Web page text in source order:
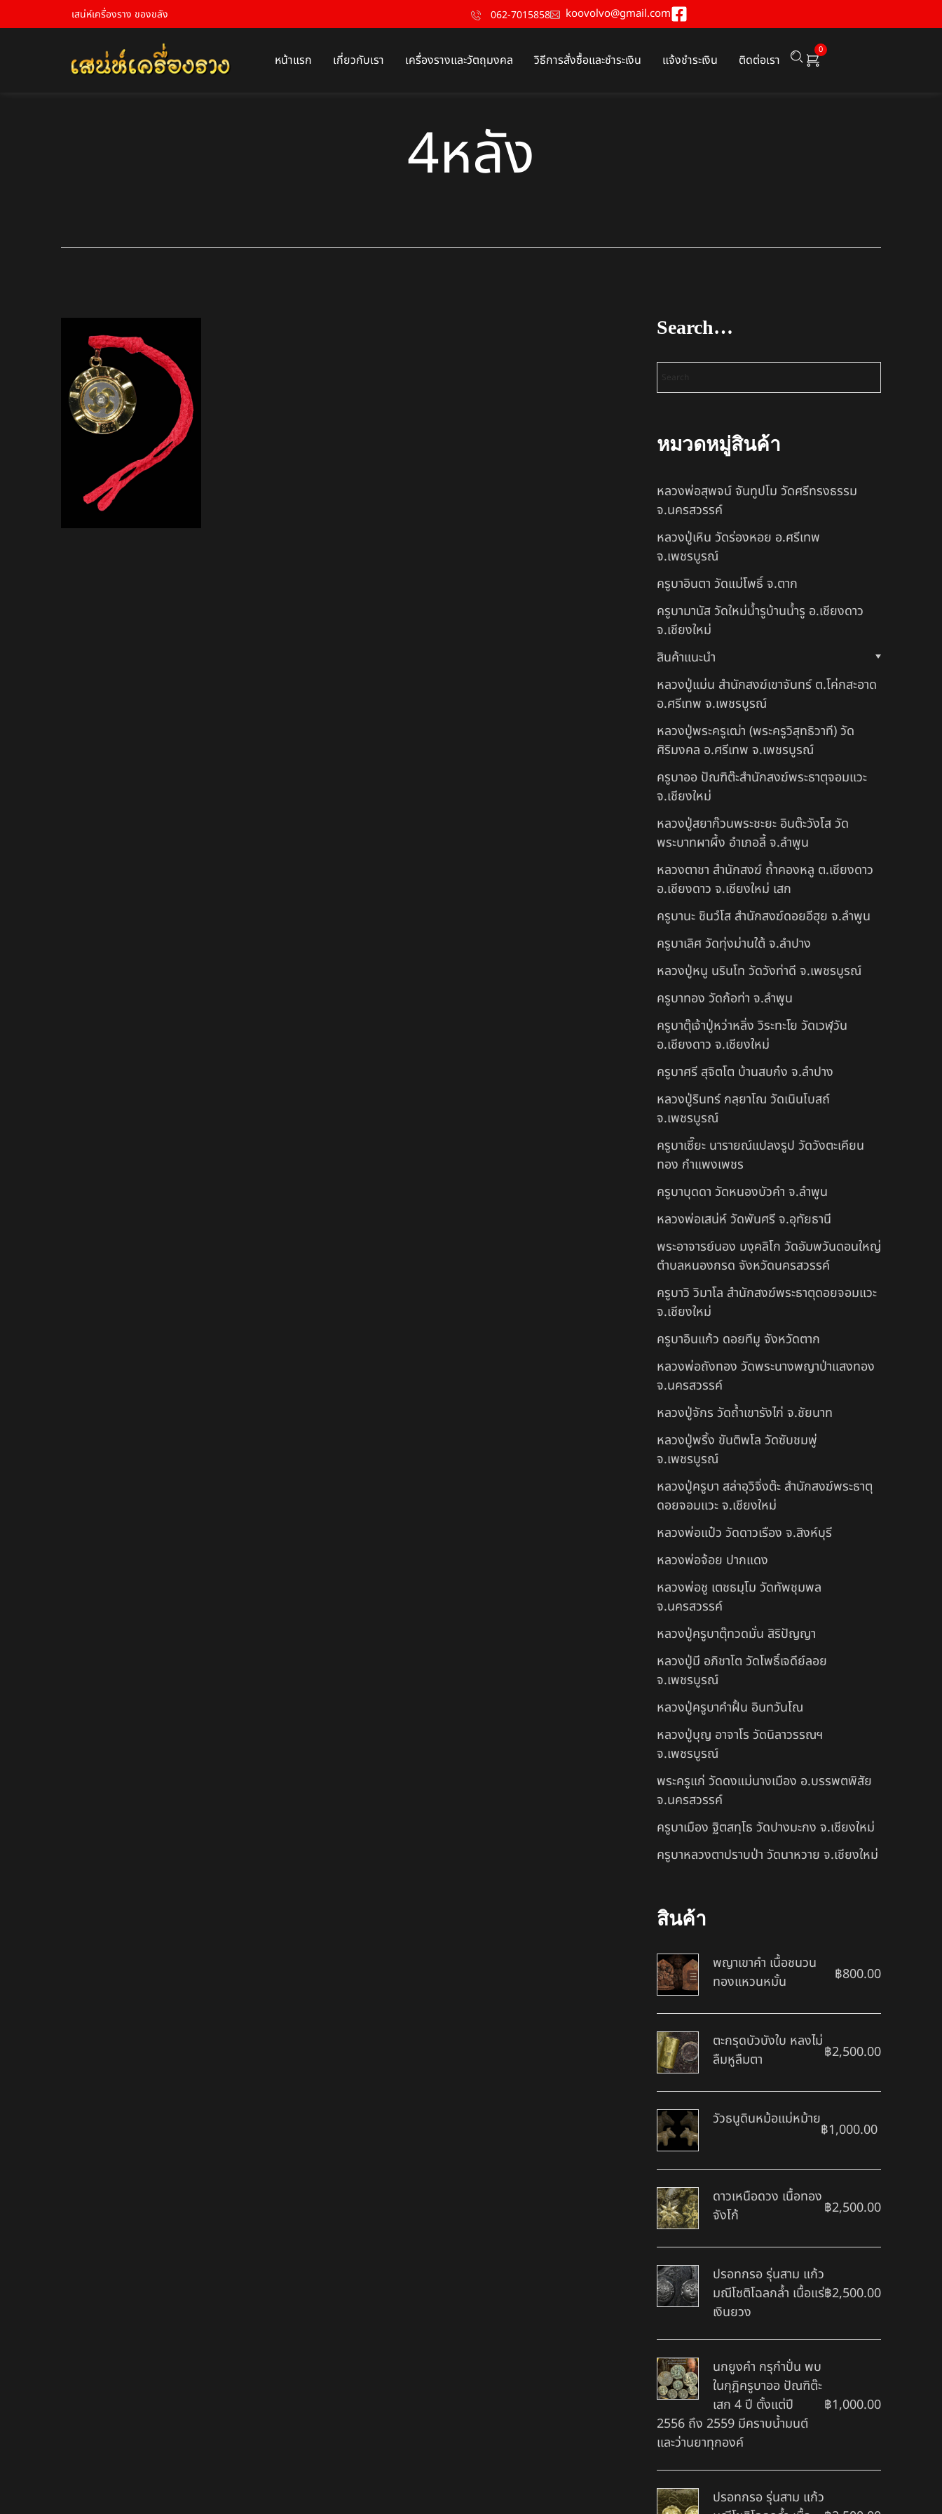
เสน่ห์เครื่องราง ของขลัง 062-7015858 koovolvo@gmail.com
หน้าแรก เกี่ยวกับเรา เครื่องรางและวัตถุมงคล วิธีการสั่งซื้อและชำระเงิน แจ้งชำระเงิน ติดต่อเรา
0
4หลัง
Search…
หมวดหมู่สินค้า
หลวงพ่อสุพจน์ จันทูปโม วัดศรีทรงธรรม
จ.นครสวรรค์
หลวงปู่เหิน วัดร่องหอย อ.ศรีเทพ
จ.เพชรบูรณ์
ครูบาอินตา วัดแม่โพธิ์ จ.ตาก
ครูบามานัส วัดใหม่น้ำรูบ้านน้ำรู อ.เชียงดาว
จ.เชียงใหม่
สินค้าแนะนำ
หลวงปู่แม่น สำนักสงฆ์เขาจันทร์ ต.โค่กสะอาด
อ.ศรีเทพ จ.เพชรบูรณ์
หลวงปู่พระครูเฒ่า (พระครูวิสุทธิวาที) วัด
ศิริมงคล อ.ศรีเทพ จ.เพชรบูรณ์
ครูบาออ ปัณฑิต๊ะสำนักสงฆ์พระธาตุจอมแวะ
จ.เชียงใหม่
หลวงปู่สยาก๊วนพระชะยะ อินต๊ะวังโส วัด
พระบาทผาผึ้ง อำเภอลี้ จ.ลำพูน
หลวงตาชา สำนักสงฆ์ ถ้ำคองหลู ต.เชียงดาว
อ.เชียงดาว จ.เชียงใหม่ เสก
ครูบานะ ชินวํโส สำนักสงฆ์ดอยอีฮุย จ.ลำพูน
ครูบาเลิศ วัดทุ่งม่านใต้ จ.ลำปาง
หลวงปู่หนู นรินโท วัดวังท่าดี จ.เพชรบูรณ์
ครูบาทอง วัดก้อท่า จ.ลำพูน
ครูบาตุ๊เจ้าปู่หว่าหลิ่ง วิระทะโย วัดเวฬุวัน
อ.เชียงดาว จ.เชียงใหม่
ครูบาศรี สุจิตโต บ้านสบก๋ง จ.ลำปาง
หลวงปู่รินทร์ กลฺยาโณ วัดเนินโบสถ์
จ.เพชรบูรณ์
ครูบาเซี๊ยะ นารายณ์แปลงรูป วัดวังตะเคียน
ทอง กำแพงเพชร
ครูบาบุดดา วัดหนองบัวคํา จ.ลําพูน
หลวงพ่อเสน่ห์ วัดพันศรี จ.อุทัยธานี
พระอาจารย์นอง มงฺคลิโก วัดอัมพวันดอนใหญ่
ตำบลหนองกรด จังหวัดนครสวรรค์
ครูบาวิ วิมาโล สำนักสงฆ์พระธาตุดอยจอมแวะ
จ.เชียงใหม่
ครูบาอินแก้ว ดอยทีมู จังหวัดตาก
หลวงพ่อถังทอง วัดพระนางพญาป่าแสงทอง
จ.นครสวรรค์
หลวงปู่จักร วัดถ้ำเขารังไก่ จ.ชัยนาท
หลวงปู่พริ้ง ขันติพโล วัดซับชมพู่
จ.เพชรบูรณ์
หลวงปู่ครูบา สล่าอุวิจิ่งต๊ะ สำนักสงฆ์พระธาตุ
ดอยจอมแวะ จ.เชียงใหม่
หลวงพ่อแป๋ว วัดดาวเรือง จ.สิงห์บุรี
หลวงพ่อจ้อย ปากแดง
หลวงพ่อชู เตชธมฺโม วัดทัพชุมพล
จ.นครสวรรค์
หลวงปู่ครูบาตุ๊ทวดมั่น สิริปัญญา
หลวงปู่มี อภิชาโต วัดโพธิ์เจดีย์ลอย
จ.เพชรบูรณ์
หลวงปู่ครูบาคำฝั้น อินทวันโณ
หลวงปู่บุญ อาจาโร วัดนิลาวรรณฯ
จ.เพชรบูรณ์
พระครูแก่ วัดดงแม่นางเมือง อ.บรรพตพิสัย
จ.นครสวรรค์
ครูบาเมือง ฐิตสทฺโธ วัดปางมะกง จ.เชียงใหม่
ครูบาหลวงตาปราบป่า วัดนาหวาย จ.เชียงใหม่
สินค้า
พญาเขาคำ เนื้อชนวน
ทองแหวนหมั้น
฿800.00
ตะกรุดบัวบังใบ หลงไม่
ลืมหูลืมตา
฿2,500.00
วัวธนูดินหม้อแม่หม้าย
฿1,000.00
ดาวเหนือดวง เนื้อทอง
จังโก้
฿2,500.00
ปรอทกรอ รุ่นสาม แก้ว
มณีโชติโฉลกล้ำ เนื้อแร่
เงินยวง
฿2,500.00
นกยูงคำ กรุกำปั่น พบ
ในกุฎิครูบาออ ปัณฑิต๊ะ
เสก 4 ปี ตั้งแต่ปี
2556 ถึง 2559 มีคราบน้ำมนต์
และว่านยาทุกองค์
฿1,000.00
ปรอทกรอ รุ่นสาม แก้ว